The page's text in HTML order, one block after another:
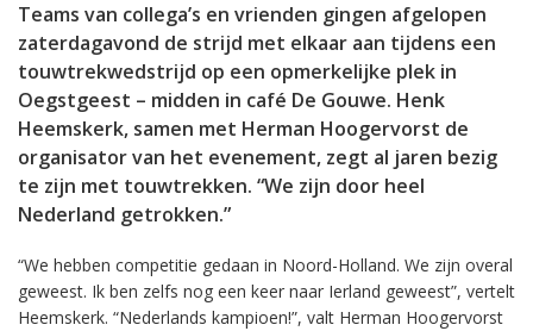
Teams van collega’s en vrienden gingen afgelopen
zaterdagavond de strijd met elkaar aan tijdens een
touwtrekwedstrijd op een opmerkelijke plek in
Oegstgeest – midden in café De Gouwe. Henk
Heemskerk, samen met Herman Hoogervorst de
organisator van het evenement, zegt al jaren bezig
te zijn met touwtrekken. “We zijn door heel
Nederland getrokken.”
“We hebben competitie gedaan in Noord-Holland. We zijn overal
geweest. Ik ben zelfs nog een keer naar Ierland geweest”, vertelt
Heemskerk. “Nederlands kampioen!”, valt Herman Hoogervorst